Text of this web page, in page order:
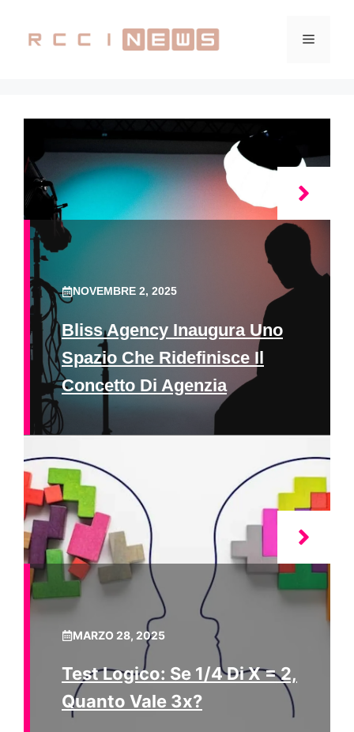
contenuto
Menu
NOVEMBRE 2, 2025
Bliss Agency Inaugura Uno
Spazio Che Ridefinisce Il
Concetto Di Agenzia
MARZO 28, 2025
Test Logico: Se 1/4 Di X = 2,
Quanto Vale 3x?